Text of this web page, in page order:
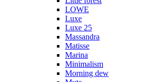
LOWE
Luxe
Luxe 25
Massandra
Matisse
Marina
Minimalism
Morning dew